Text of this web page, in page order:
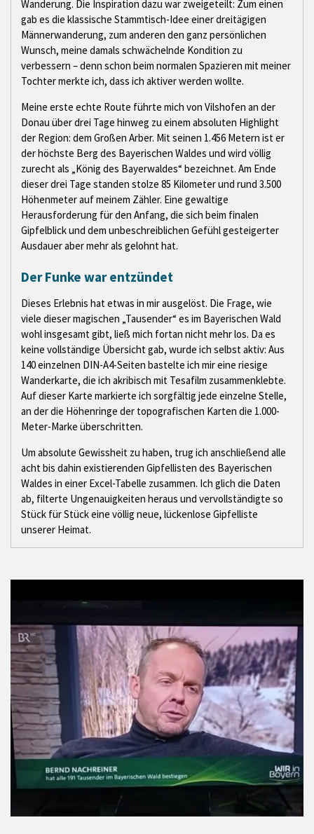
Wanderung. Die Inspiration dazu war zweigeteilt: Zum einen
gab es die klassische Stammtisch-Idee einer dreitägigen
Männerwanderung, zum anderen den ganz persönlichen
Wunsch, meine damals schwächelnde Kondition zu
verbessern – denn schon beim normalen Spazieren mit meiner
Tochter merkte ich, dass ich aktiver werden wollte.
Meine erste echte Route führte mich von Vilshofen an der
Donau über drei Tage hinweg zu einem absoluten Highlight
der Region: dem Großen Arber. Mit seinen 1.456 Metern ist er
der höchste Berg des Bayerischen Waldes und wird völlig
zurecht als „König des Bayerwaldes“ bezeichnet. Am Ende
dieser drei Tage standen stolze 85 Kilometer und rund 3.500
Höhenmeter auf meinem Zähler. Eine gewaltige
Herausforderung für den Anfang, die sich beim finalen
Gipfelblick und dem unbeschreiblichen Gefühl gesteigerter
Ausdauer aber mehr als gelohnt hat.
Der Funke war entzündet
Dieses Erlebnis hat etwas in mir ausgelöst. Die Frage, wie
viele dieser magischen „Tausender“ es im Bayerischen Wald
wohl insgesamt gibt, ließ mich fortan nicht mehr los. Da es
keine vollständige Übersicht gab, wurde ich selbst aktiv: Aus
140 einzelnen DIN-A4-Seiten bastelte ich mir eine riesige
Wanderkarte, die ich akribisch mit Tesafilm zusammenklebte.
Auf dieser Karte markierte ich sorgfältig jede einzelne Stelle,
an der die Höhenringe der topografischen Karten die 1.000-
Meter-Marke überschritten.
Um absolute Gewissheit zu haben, trug ich anschließend alle
acht bis dahin existierenden Gipfellisten des Bayerischen
Waldes in einer Excel-Tabelle zusammen. Ich glich die Daten
ab, filterte Ungenauigkeiten heraus und vervollständigte so
Stück für Stück eine völlig neue, lückenlose Gipfelliste
unserer Heimat.